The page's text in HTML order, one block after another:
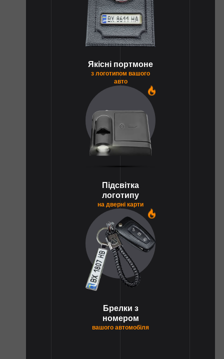
Якісні портмоне
з логотипом вашого
авто
Підсвітка
логотипу
на дверні карти
Брелки з
номером
вашого автомобіля